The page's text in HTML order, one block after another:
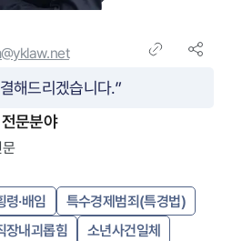
해드리겠습니다.”
문분야
령·배임
특수경제범죄(특경법)
장내괴롭힘
소년사건일체